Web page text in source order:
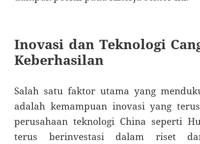
Inovasi dan Teknologi
Keberhasilan
Salah satu faktor utama yang
adalah kemampuan inovasi yang
perusahaan teknologi China seperti
terus berinvestasi dalam riset